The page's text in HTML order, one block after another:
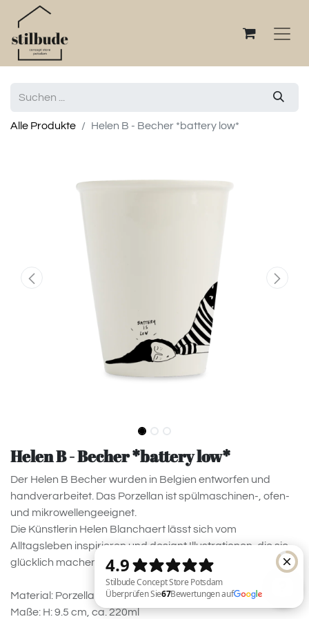
Alle Produkte Helen B - Becher *battery low*
Helen B - Becher *battery low*
Der Helen B Becher wurden in Belgien entworfen und
handverarbeitet. Das Porzellan ist spülmaschinen-, ofen-
und mikrowellengeeignet.
Die Künstlerin Helen Blanchaert lässt sich vom
Alltagsleben inspirieren und designt Illustrationen, die sie
glücklich machen.
Material: Porzellan
Maße: H: 9.5 cm, ca. 220ml